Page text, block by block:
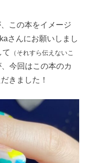
この本をイメージ
さんにお願いしまし
て
（それすら伝えないこ
今回はこの本のカ
きました！